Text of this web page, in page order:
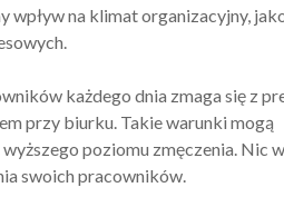
wpływ na klimat organizacyjny,
każdego dnia zmaga się z
przy biurku. Takie warunki mogą
poziomu zmęczenia. Nic
swoich pracowników.